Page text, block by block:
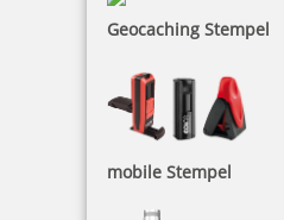
Geocaching Stempel
mobile Stempel
Die Colop Classic Line hat
und eine langlebige
Textstempel sind sehr
härtesten Bedingungen
Gebrauch im Büro oder in
Besondere an der Colop
antibakterielle Schutz am